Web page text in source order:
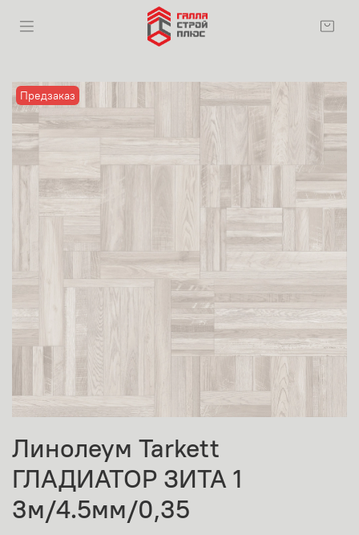
Предзаказ
Линолеум Tarkett
ГЛАДИАТОР ЗИТА 1
3м/4.5мм/0,35